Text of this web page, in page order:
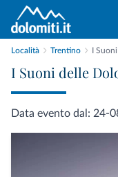
Località Trentino I
I Suoni delle
Data evento dal: 24-